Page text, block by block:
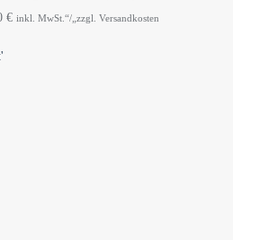
€ inkl. MwSt.“/„zzgl. Versandkosten